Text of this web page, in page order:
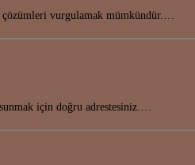
çözümleri vurgulamak mümkündür.…
için doğru adrestesiniz.…